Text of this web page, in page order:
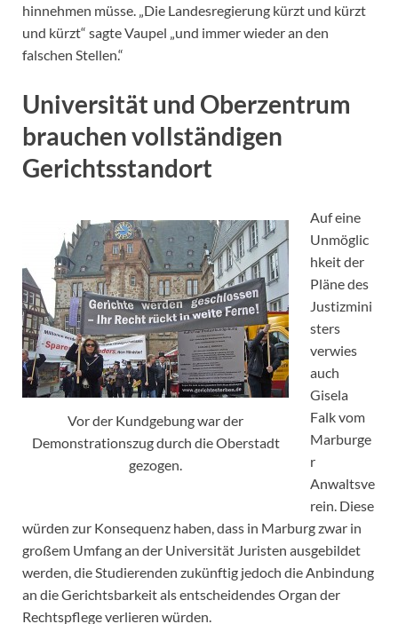
hinnehmen müsse. „Die Landesregierung kürzt und kürzt
und kürzt“ sagte Vaupel „und immer wieder an den
falschen Stellen.“
Universität und Oberzentrum
brauchen vollständigen
Gerichtsstandort
Vor der Kundgebung war der
Demonstrationszug durch die Oberstadt
gezogen.
Auf eine
Unmöglic
hkeit der
Pläne des
Justizmini
sters
verwies
auch
Gisela
Falk vom
Marburge
r
Anwaltsve
rein. Diese
würden zur Konsequenz haben, dass in Marburg zwar in
großem Umfang an der Universität Juristen ausgebildet
werden, die Studierenden zukünftig jedoch die Anbindung
an die Gerichtsbarkeit als entscheidendes Organ der
Rechtspflege verlieren würden.